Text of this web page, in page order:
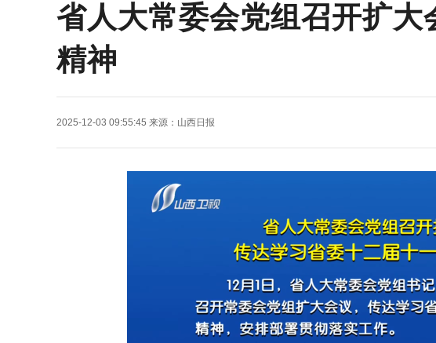
省人大常委会党组召开扩
精神
2025-12-03 09:55:45 来源： 山西日报